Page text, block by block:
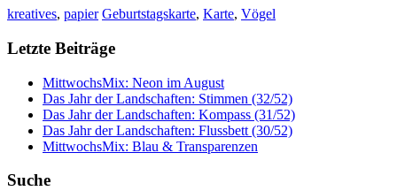
kreatives, papier Geburtstagskarte, Karte, Vögel
Letzte Beiträge
MittwochsMix: Neon im August
Das Jahr der Landschaften: Stimmen (32/52)
Das Jahr der Landschaften: Kompass (31/52)
Das Jahr der Landschaften: Flussbett (30/52)
MittwochsMix: Blau & Transparenzen
Suche